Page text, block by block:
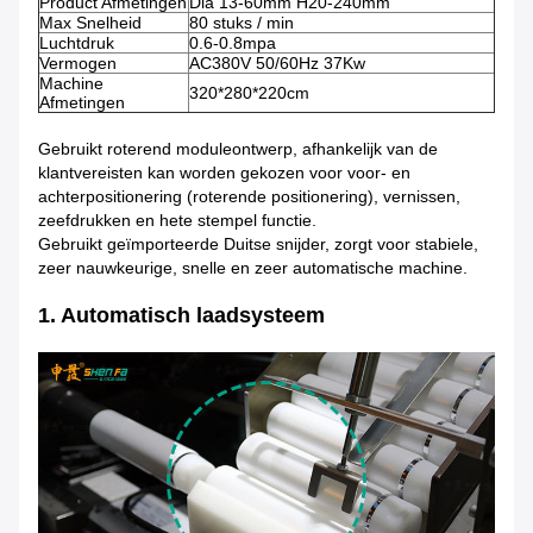
Max Snelheid
80 stuks / min
Luchtdruk
0.6-0.8mpa
Vermogen
AC380V 50/60Hz 37Kw
Machine
Afmetingen
320*280*220cm
Gebruikt roterend moduleontwerp, afhankelijk van de
klantvereisten kan worden gekozen voor voor- en
achterpositionering (roterende positionering), vernissen,
zeefdrukken en hete stempel functie.
Gebruikt geïmporteerde Duitse snijder, zorgt voor stabiele,
zeer nauwkeurige, snelle en zeer automatische machine.
1. Automatisch laadsysteem